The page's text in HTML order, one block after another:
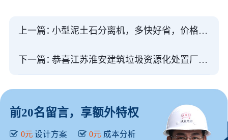
上一篇： 小型泥土石分离机，多快好省，价格多少？
下一篇： 恭喜江苏淮安建筑垃圾资源化处置厂顺利投产，走上成功之路！
前20名留言，享额外特权
0元 设计方案 0元 成本分析